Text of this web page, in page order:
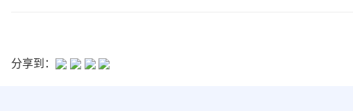
分享到：